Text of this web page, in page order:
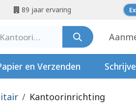
89 jaar ervaring
en Verzenden
Kantoorinrichting